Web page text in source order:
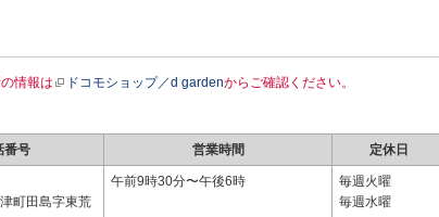
情報は ドコモショップ／d gardenからご確認ください。
番号 営業時間 定休日
町田島字東荒
午前9時30分〜午後6時
毎週火曜
毎週水曜